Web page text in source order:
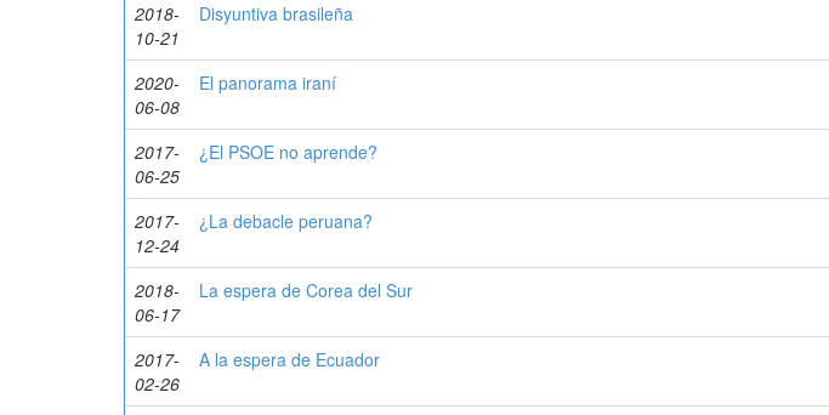
2018-
10-21
Disyuntiva brasileña
2020-
06-08
El panorama iraní
2017-
06-25
¿El PSOE no aprende?
2017-
12-24
¿La debacle peruana?
2018-
06-17
La espera de Corea del Sur
2017-
02-26
A la espera de Ecuador